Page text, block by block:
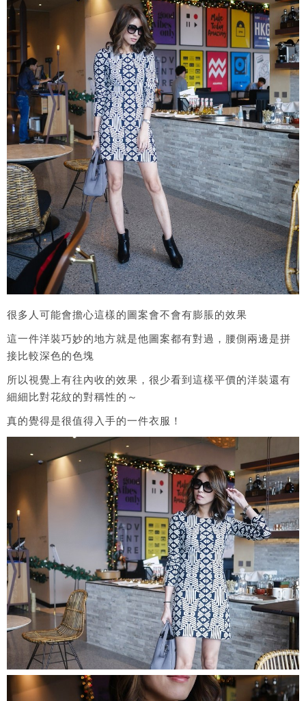
很多人可能會擔心這樣的圖案會不會有膨脹的效果
這一件洋裝巧妙的地方就是他圖案都有對過，腰側兩邊是拼
接比較深色的色塊
所以視覺上有往內收的效果，很少看到這樣平價的洋裝還有
細細比對花紋的對稱性的～
真的覺得是很值得入手的一件衣服！